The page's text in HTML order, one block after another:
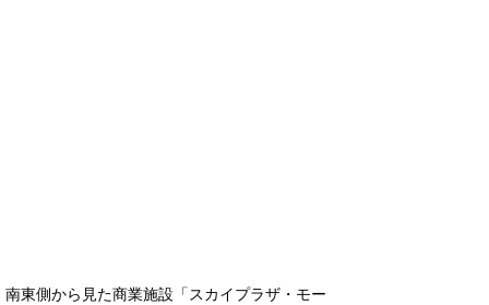
南東側から見た商業施設「スカイプラザ・モー